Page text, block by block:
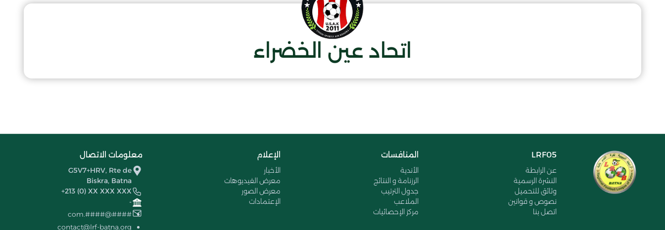
اتحاد عين الخضراء
LRF05
عن الرابطة
النشرة الرسمية
وثائق للتحميل
نصوص و قوانين
اتصل بنا
المنافسات
الأندية
الرزنامة و النتائج
جدول الترتيب
الملاعب
مركز الإحصائيات
الإعلام
الأخبار
معرض الفيديوهات
معرض الصور
الإعتمادات
معلومات الاتصال
G5V7+HRV, Rte de
Biskra, Batna
+213 (0) XX XXX XXX
-
####@####.com
contact@lrf-batna.org